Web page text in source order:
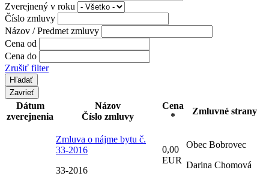
Zverejnený v roku
Číslo zmluvy
Názov / Predmet zmluvy
Cena od
Cena do
Zrušiť filter
Zavrieť
Dátum
zverejnenia
Názov
Číslo zmluvy
Cena
*
Zmluvné strany
Zmluva o nájme bytu č.
33-2016
33-2016
0,00
EUR
Obec Bobrovec
Darina Chomová